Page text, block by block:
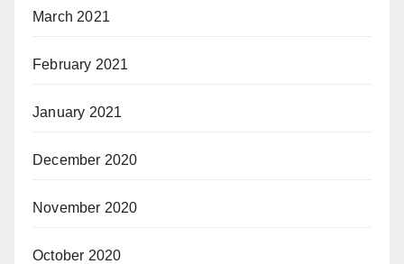
March 2021
February 2021
January 2021
December 2020
November 2020
October 2020